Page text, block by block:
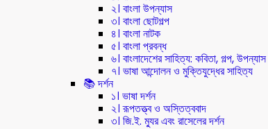
২। বাংলা উপন্যাস
৩। বাংলা ছোটগল্প
৪। বাংলা নাটক
৫। বাংলা প্রবন্ধ
৬। বাংলাদেশের সাহিত্য: কবিতা, গল্প,
৭। ভাষা আন্দোলন ও মুক্তিযুদ্ধের সাহিত্য
📚 দর্শন
১। ভাষা দর্শন
২। রূপতত্ত্ব ও অস্তিত্ববাদ
৩। জি.ই. ম্যুর এবং রাসেলের দর্শন